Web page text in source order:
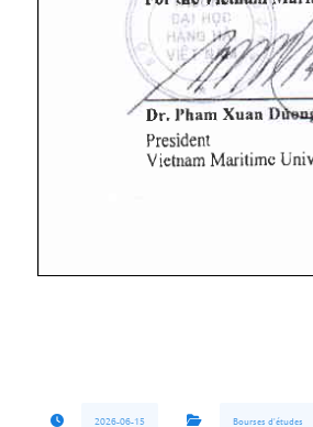
2026-06-15 Bourses d'études